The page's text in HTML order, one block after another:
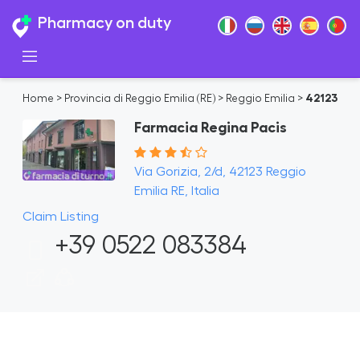
Pharmacy on duty
Home > Provincia di Reggio Emilia (RE) > Reggio Emilia > 42123
Farmacia Regina Pacis
Via Gorizia, 2/d, 42123 Reggio
Emilia RE, Italia
Claim Listing
+39 0522 083384